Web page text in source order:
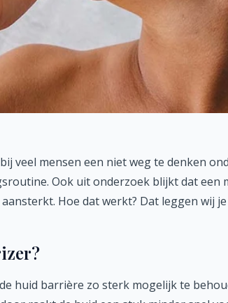
veel mensen een niet weg te denken
Ook uit onderzoek blijkt dat een
Hoe dat werkt? Dat leggen wij
huid barrière zo sterk mogelijk te